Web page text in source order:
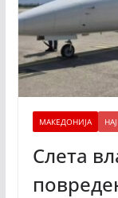
МАКЕДОНИЈА
Слета